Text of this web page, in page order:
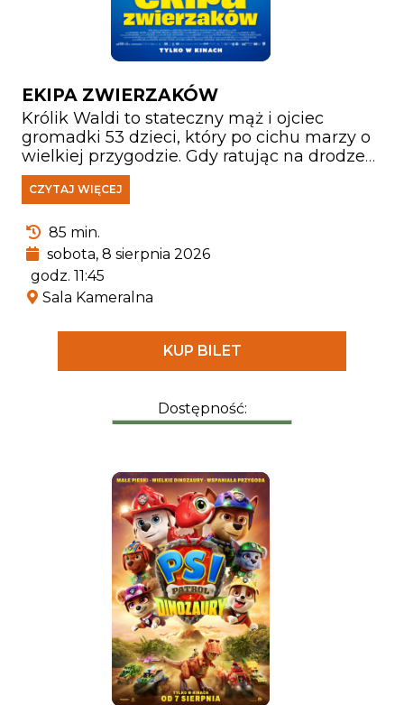
EKIPA ZWIERZAKÓW
Królik Waldi to stateczny mąż i ojciec
gromadki 53 dzieci, który po cichu marzy o
wielkiej przygodzie. Gdy ratując na drodze
małą jeżyczkę Helę doznaje kontuzji głowy,
zaczyna wierzyć, że jest hrabią
wybawcą księżniczek. Przekonany, że świat
pełen jest czekających go wyzwań, porzuca
rodzinne strony, by walczyć ze złem i nieść
pomoc słabszym.
CZYTAJ WIĘCEJ
85 min.
sobota, 8 sierpnia 2026
godz. 11:45
Sala Kameralna
KUP BILET
Dostępność: